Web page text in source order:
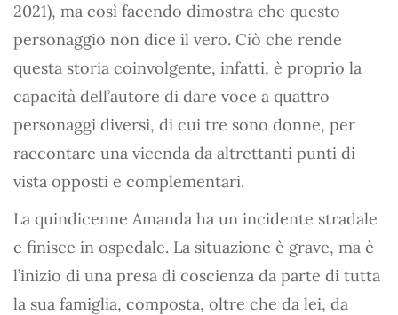
2021), ma così facendo dimostra che questo
personaggio non dice il vero. Ciò che rende
questa storia coinvolgente, infatti, è proprio la
capacità dell’autore di dare voce a quattro
personaggi diversi, di cui tre sono donne, per
raccontare una vicenda da altrettanti punti di
vista opposti e complementari.
La quindicenne Amanda ha un incidente stradale
e finisce in ospedale. La situazione è grave, ma è
l’inizio di una presa di coscienza da parte di tutta
la sua famiglia, composta, oltre che da lei, da